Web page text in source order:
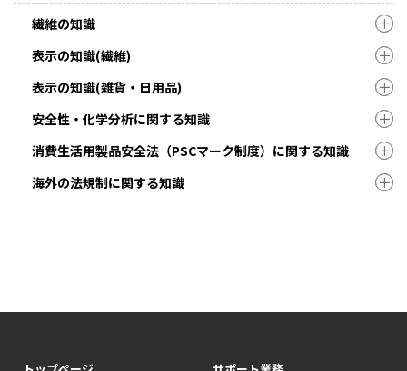
繊維の知識
表示の知識(繊維)
表示の知識(雑貨・日用品)
安全性・化学分析に関する知識
消費生活用製品安全法（PSCマーク制度）に関する知識
海外の法規制に関する知識